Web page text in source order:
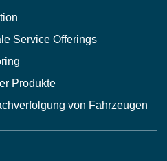
Service Offerings
Produkte
von Fahrzeugen